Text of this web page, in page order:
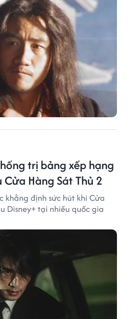
trị bảng xếp hạng
Hàng Sát Thủ 2
khẳng định sức hút khi Cửa
Disney+ tại nhiều quốc gia